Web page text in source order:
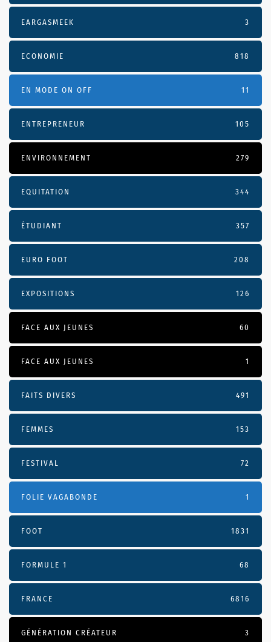
EARGASMEEK 3
ECONOMIE 818
EN MODE ON OFF 11
ENTREPRENEUR 105
ENVIRONNEMENT 279
EQUITATION 344
ÉTUDIANT 357
EURO FOOT 208
EXPOSITIONS 126
FACE AUX JEUNES 60
FACE AUX JEUNES 1
FAITS DIVERS 491
FEMMES 153
FESTIVAL 72
FOLIE VAGABONDE 1
FOOT 1831
FORMULE 1 68
FRANCE 6816
GÉNÉRATION CRÉATEUR 3